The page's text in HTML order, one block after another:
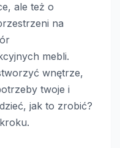
ale też o
na
mebli.
wnętrze,
twoje i
jak to zrobić?